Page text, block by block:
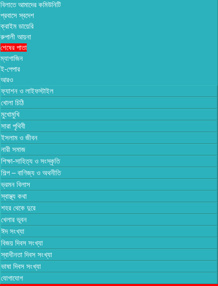
বিলাতে আমাদের কমিউনিটি
প্রবাসে স্বদেশ
ক্রাইম ডায়েরি
রুপালী আয়না
শেষের পাতা
ম্যাগাজিন
ই-পেপার
আরও
ফ্যাশন ও লাইফস্টাইল
খোলা চিঠি
মুখোমুখি
সারা পৃথিবী
ইসলাম ও জীবন
নারী সমাজ
শিক্ষা-সাহিত্য ও সংস্কৃতি
শিল্প – বাণিজ্য ও অথনীতি
ভ্রমন বিলাস
স্বাস্থ্য কথা
শহর থেকে দুরে
খেলার ভূবন
ঈদ সংখ্যা
বিজয় দিবস সংখ্যা
স্বাধীনতা দিবস সংখ্যা
ভাষা দিবস সংখ্যা
যোগাযোগ